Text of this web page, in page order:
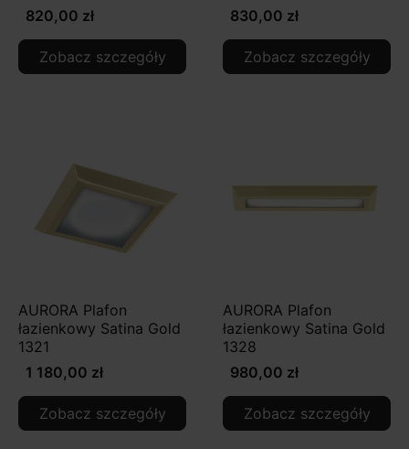
820,00 zł
Zobacz szczegóły
830,00 zł
Zobacz szczegóły
AURORA Plafon
łazienkowy Satina Gold
1321
1 180,00 zł
Zobacz szczegóły
AURORA Plafon
łazienkowy Satina Gold
1328
980,00 zł
Zobacz szczegóły